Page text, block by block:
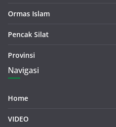
Ormas Islam
Pencak Silat
Provinsi
Navigasi
Home
VIDEO